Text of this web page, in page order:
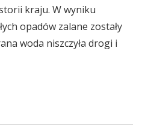
kraju. W wyniku
opadów zalane zostały
woda niszczyła drogi i